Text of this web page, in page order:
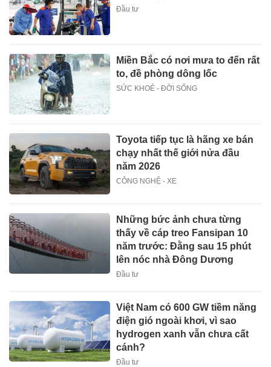
Đầu tư
Miền Bắc có nơi mưa to đến rất
to, đề phòng dông lốc
SỨC KHOẺ - ĐỜI SỐNG
Toyota tiếp tục là hãng xe bán
chạy nhất thế giới nửa đầu
năm 2026
CÔNG NGHỆ - XE
Những bức ảnh chưa từng
thấy về cáp treo Fansipan 10
năm trước: Đằng sau 15 phút
lên nóc nhà Đông Dương
Đầu tư
Việt Nam có 600 GW tiềm năng
điện gió ngoài khơi, vì sao
hydrogen xanh vẫn chưa cất
cánh?
Đầu tư